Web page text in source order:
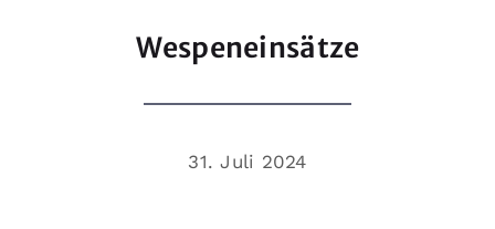
Wespeneinsätze
31. Juli 2024